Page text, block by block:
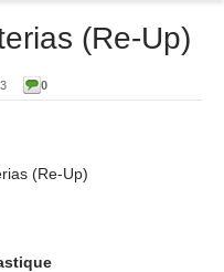
(Re-Up)
0
(Re-Up)